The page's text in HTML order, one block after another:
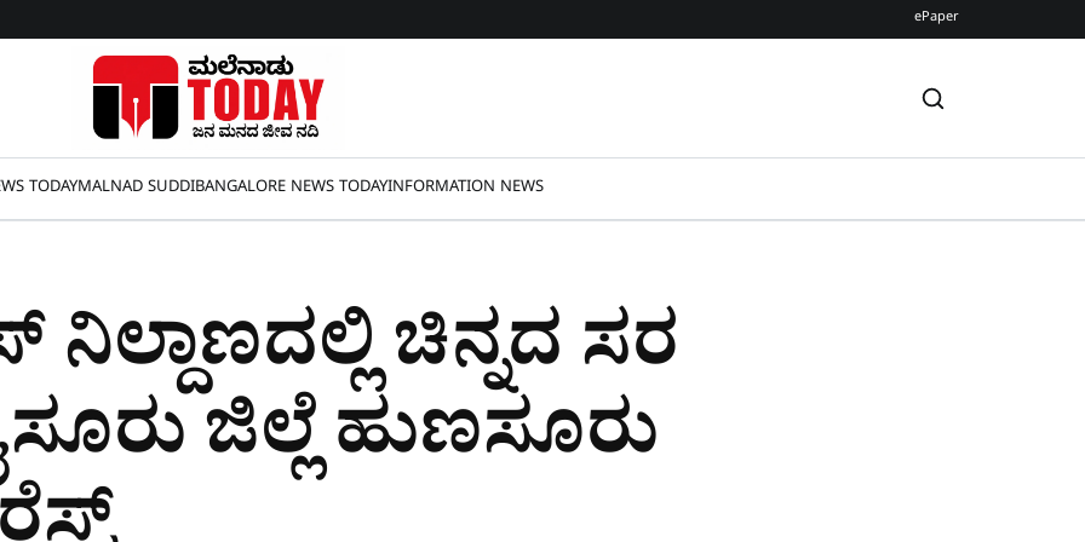
ePaper
TODAYMALNAD SUDDIBANGALORE NEWS TODAYINFORMATION NEWS
ಚಿನ್ನದ ಸರ
ಜಿಲ್ಲೆ ಹುಣಸೂರು